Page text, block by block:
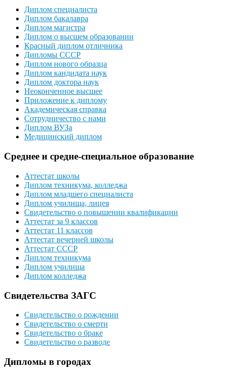
Диплом специалиста
Диплом бакалавра
Диплом магистра
Диплом о высшем образовании
Красный диплом отличника
Дипломы СССР
Диплом нового образца
Диплом кандидата наук
Диплом доктора наук
Неоконченное высшее
Приложение к диплому
Академическая справка
Сотрудничество с нами
Диплом ВУЗа
Медицинский диплом
Среднее и средне-специальное образование
Аттестат школы
Диплом техникума, колледжа
Диплом младшего специалиста
Диплом училища, лицея
Свидетельство о повышении квалификации
Аттестат за 9 классов
Аттестат 11 классов
Аттестат вечерней школы
Аттестат СССР
Диплом техникума
Диплом училища
Диплом колледжа
Свидетельства ЗАГС
Свидетельство о рождении
Свидетельство о смерти
Свидетельство о браке
Свидетельство о разводе
Дипломы в городах